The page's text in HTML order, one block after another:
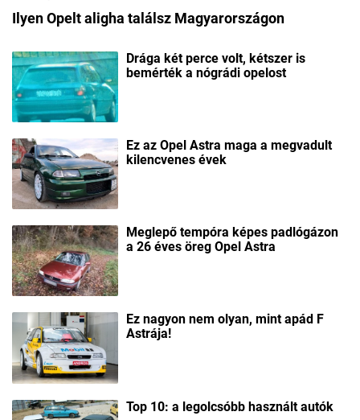
Ilyen Opelt aligha találsz Magyarországon
Drága két perce volt, kétszer is
bemérték a nógrádi opelost
Ez az Opel Astra maga a megvadult
kilencvenes évek
Meglepő tempóra képes padlógázon
a 26 éves öreg Opel Astra
Ez nagyon nem olyan, mint apád F
Astrája!
Top 10: a legolcsóbb használt autók